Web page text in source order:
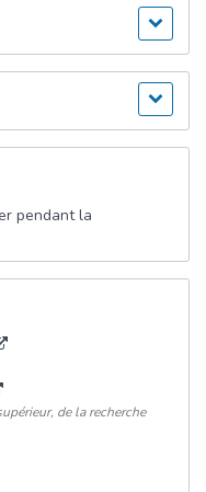
pendant la
de la recherche